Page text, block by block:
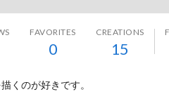
FAVORITES
0
CREATIONS
15
くのが好きです。